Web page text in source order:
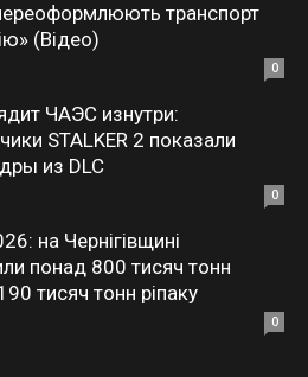
транспорт
(Відео)
0
ЧАЭС изнутри:
STALKER 2 показали
из DLC
0
на Чернігівщині
понад 800 тисяч тонн
тисяч тонн ріпаку
0